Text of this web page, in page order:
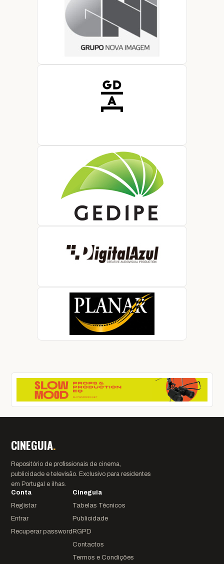
CINEGUIA.
Repositório de profissionais de cinema,
publicidade e televisão. Exclusivo para residentes
em Portugal e ilhas.
Conta
Registar
Entrar
Recuperar password
Cineguia
Tabelas Técnicos
Publicidade
RGPD
Contactos
Termos e Condições